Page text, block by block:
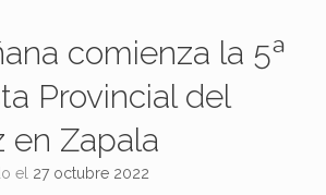
comienza la 5ª
Provincial del
en Zapala
el 27 octubre 2022